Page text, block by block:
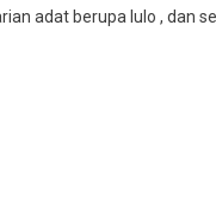
adat berupa lulo , dan